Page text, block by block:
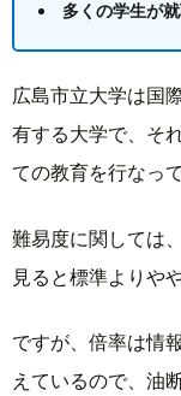
多くの学生が
広島市立大学は国
有する大学で、そ
ての教育を行なっ
難易度に関しては
見ると標準よりや
ですが、倍率は情
えているので、油